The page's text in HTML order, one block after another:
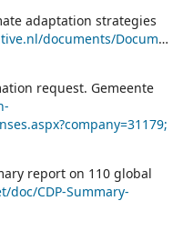
adaptation strategies
request. Gemeente
report on 110 global
doc/CDP-Summary-